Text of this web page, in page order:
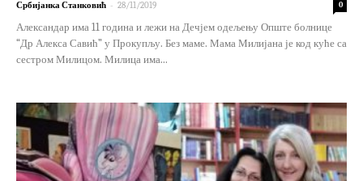
Србијанка Станковић - 28/11/2019 0
Александар има 11 година и лежи на Дечјем одељењу Опште болнице
“Др Алекса Савић” у Прокупљу. Без маме. Мама Милијана је код куће са
сестром Милицом. Милица има...